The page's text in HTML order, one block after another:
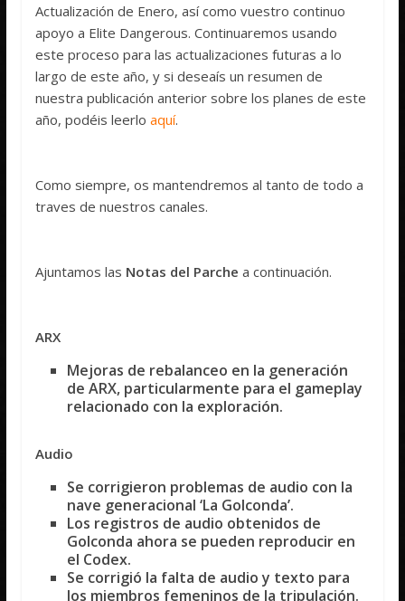
Actualización de Enero, así como vuestro continuo
apoyo a Elite Dangerous. Continuaremos usando
este proceso para las actualizaciones futuras a lo
largo de este año, y si deseaís un resumen de
nuestra publicación anterior sobre los planes de este
año, podéis leerloaquí.
Como siempre, os mantendremos al tanto de todo a
traves de nuestros canales.
Ajuntamos las Notas del Parche a continuación.
ARX
Mejoras de rebalanceo en la generación
de ARX, particularmente para el gameplay
relacionado con la exploración.
Audio
Se corrigieron problemas de audio con la
nave generacional ‘La Golconda’.
Los registros de audio obtenidos de
Golconda ahora se pueden reproducir en
el Codex.
Se corrigió la falta de audio y texto para
los miembros femeninos de la tripulación.